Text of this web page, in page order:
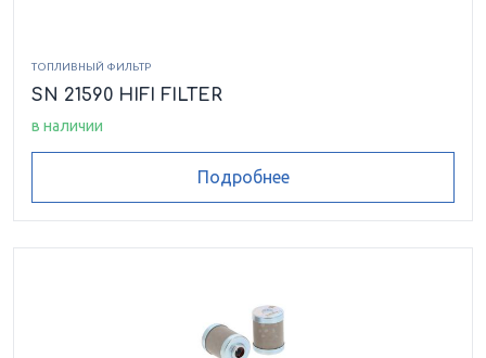
ТОПЛИВНЫЙ ФИЛЬТР
SN 21590 HIFI FILTER
в наличии
Подробнее